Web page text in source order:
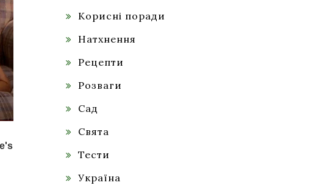
Корисні поради
Натхнення
Рецепти
Розваги
Сад
Свята
Тести
Україна